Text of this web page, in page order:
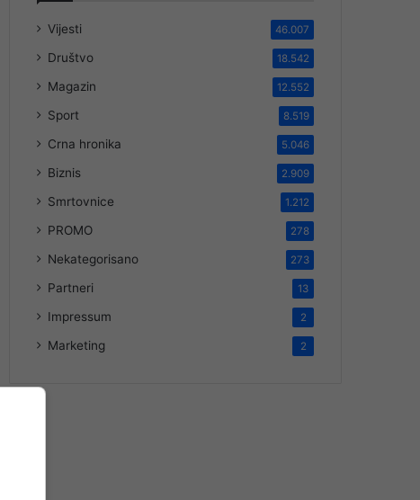
Vijesti 46.007
Društvo 18.542
Magazin 12.552
Sport 8.519
Crna hronika 5.046
Biznis 2.909
Smrtovnice 1.212
PROMO 278
Nekategorisano 273
Partneri 13
Impressum 2
Marketing 2